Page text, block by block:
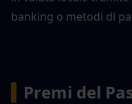
banking o metodi di
Premi del